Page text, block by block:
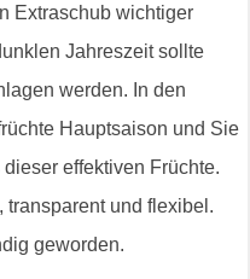
Extraschub wichtiger
Jahreszeit sollte
werden. In den
Hauptsaison und Sie
effektiven Früchte.
transparent und flexibel.
geworden.